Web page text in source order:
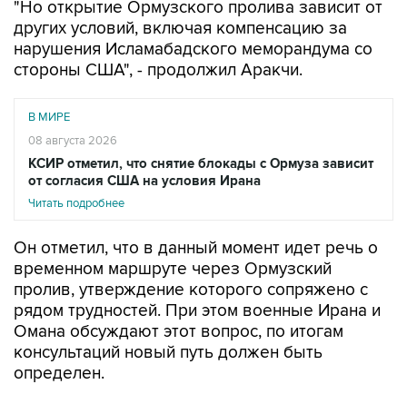
нарушения Исламабадского меморандума со
стороны США", - продолжил Аракчи.
В МИРЕ
КСИР отметил, что снятие блокады с Ормуза зависит
от согласия США на условия Ирана
Читать подробнее
Он отметил, что в данный момент идет речь о
пролив, утверждение которого сопряжено с
рядом трудностей. При этом военные Ирана и
Омана обсуждают этот вопрос, по итогам
консультаций новый путь должен быть
определен.
Между тем, CNN сообщает со ссылкой на